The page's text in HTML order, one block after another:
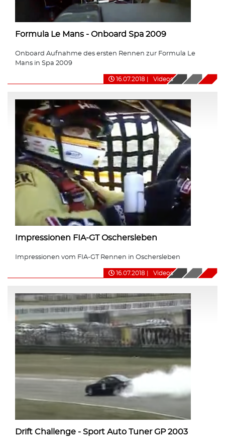
Formula Le Mans - Onboard Spa 2009
Onboard Aufnahme des ersten Rennen zur Formula Le
Mans in Spa 2009
16.07.2018 Videos
Impressionen FIA-GT Oschersleben
Impressionen vom FIA-GT Rennen in Oschersleben
16.07.2018 Videos
Drift Challenge - Sport Auto Tuner GP 2003